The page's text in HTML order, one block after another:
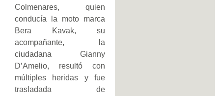
Colmenares, quien
conducía la moto marca
Bera Kavak, su
acompañante, la
ciudadana Gianny
D’Amelio, resultó con
múltiples heridas y fue
trasladada de